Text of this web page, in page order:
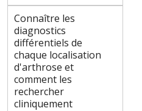
Connaître les
diagnostics
différentiels de
chaque localisation
d'arthrose et
comment les
rechercher
cliniquement